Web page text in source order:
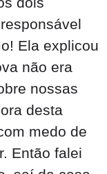
Ela explicou
não era
nossas
desta
medo de
Então falei